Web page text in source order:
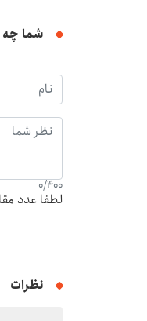
شما چه
0/400
لطفا عدد
نظرات